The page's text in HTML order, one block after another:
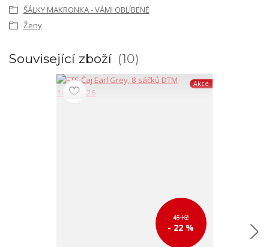
ŠÁLKY MAKRONKA - VÁMI OBLÍBENÉ
Ženy
Související zboží 10
Akce
45 Kč
- 22 %